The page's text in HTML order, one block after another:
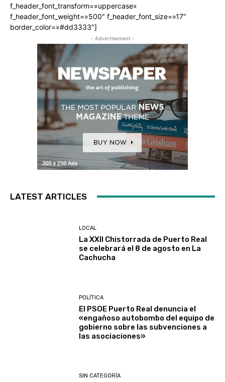
f_header_font_transform=»uppercase»
f_header_font_weight=»500″ f_header_font_size=»17″
border_color=»#dd3333″]
- Advertisement -
LATEST ARTICLES
LOCAL
La XXII Chistorrada de Puerto Real
se celebrará el 8 de agosto en La
Cachucha
POLÍTICA
El PSOE Puerto Real denuncia el
«engañoso autobombo del equipo de
gobierno sobre las subvenciones a
las asociaciones»
SIN CATEGORÍA